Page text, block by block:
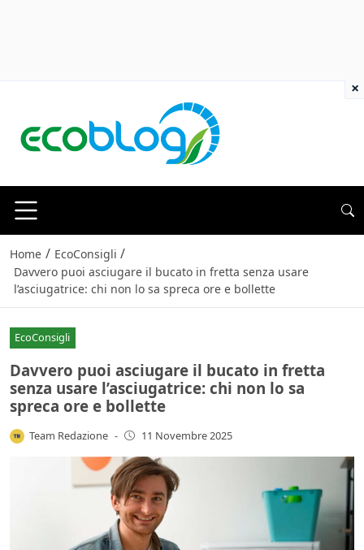
Home / EcoConsigli /
Davvero puoi asciugare il bucato in fretta senza usare
l’asciugatrice: chi non lo sa spreca ore e bollette
EcoConsigli
Davvero puoi asciugare il bucato in fretta
senza usare l’asciugatrice: chi non lo sa
spreca ore e bollette
Team Redazione - 11 Novembre 2025
×